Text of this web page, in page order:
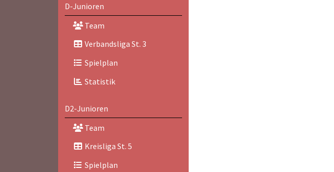
D-Junioren
Team
Verbandsliga St. 3
Spielplan
Statistik
D2-Junioren
Team
Kreisliga St. 5
Spielplan